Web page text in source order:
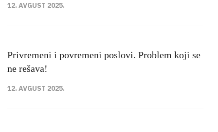
12. AVGUST 2025.
Privremeni i povremeni poslovi. Problem koji se
ne rešava!
12. AVGUST 2025.